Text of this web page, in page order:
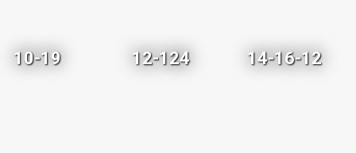
10-19 12-124 14-16-12